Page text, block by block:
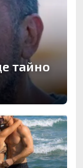
тайно